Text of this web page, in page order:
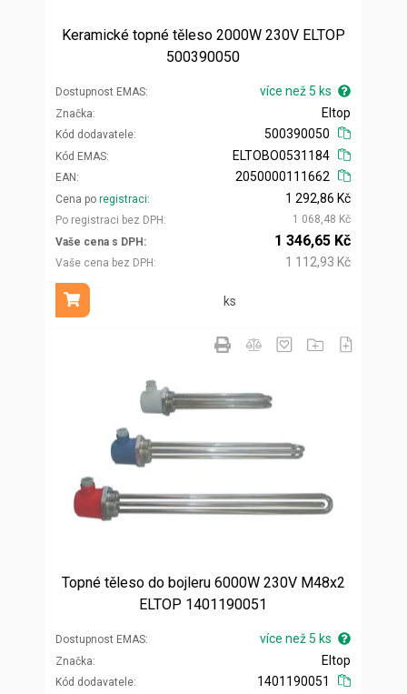
Keramické topné těleso 2000W 230V ELTOP
500390050
Dostupnost EMAS více než 5 ks
Značka
Kód dodavatele
Eltop
500390050
Kód EMAS
EAN
ELTOBO0531184
2050000111662
Cena po registraci
Po registraci bez DPH
1 292,86 Kč
1 068,48 Kč
Vaše cena s DPH
Vaše cena bez DPH
1 346,65 Kč
1 112,93 Kč
ks
Přidat do košíku
Topné těleso do bojleru 6000W 230V M48x2
ELTOP 1401190051
Dostupnost EMAS více než 5 ks
Značka
Kód dodavatele
Eltop
1401190051